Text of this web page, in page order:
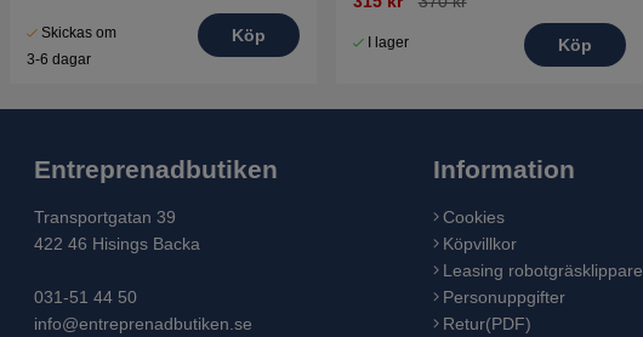
Skickas om
3-6 dagar
Köp I lager Köp
Entreprenadbutiken
Transportgatan 39
422 46 Hisings Backa
031-51 44 50
info@entreprenadbutiken.se
Information
Cookies
Köpvillkor
Leasing robotgräsklippare
Personuppgifter
Retur(PDF)